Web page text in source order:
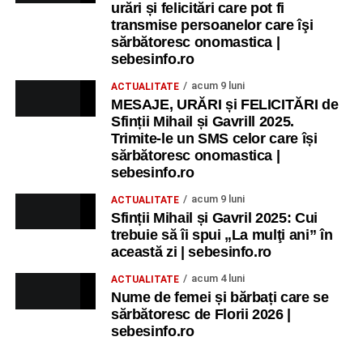
urări și felicitări care pot fi
transmise persoanelor care îşi
sărbătoresc onomastica |
sebesinfo.ro
ACTUALITATE acum 9 luni
MESAJE, URĂRI și FELICITĂRI de
Sfinții Mihail și Gavrill 2025.
Trimite-le un SMS celor care își
sărbătoresc onomastica |
sebesinfo.ro
ACTUALITATE acum 9 luni
Sfinții Mihail și Gavril 2025: Cui
trebuie să îi spui „La mulţi ani” în
această zi | sebesinfo.ro
ACTUALITATE acum 4 luni
Nume de femei și bărbați care se
sărbătoresc de Florii 2026 |
sebesinfo.ro